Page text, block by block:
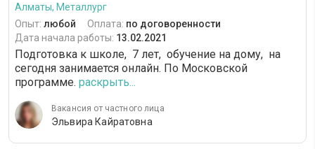
Алматы, Металлург
Опыт: любой Оплата: по договоренности
Дата начала работы: 13.02.2021
Подготовка к школе, 7 лет, обучение на дому, на
сегодня занимается онлайн. По Московской
программе. раскрыть...
Вакансия от частного лица
Эльвира Кайратовна